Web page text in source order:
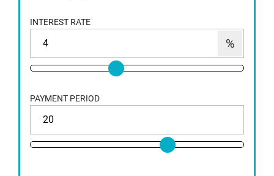
INTEREST RATE
PAYMENT PERIOD